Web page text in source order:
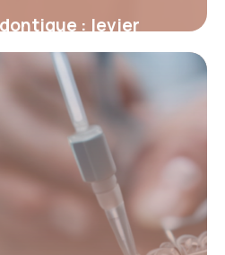
: levier
dentaire